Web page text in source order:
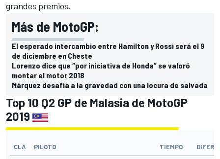
grandes premios.
Más de MotoGP:
El esperado intercambio entre Hamilton y Rossi será el 9
de diciembre en Cheste
Lorenzo dice que “por iniciativa de Honda” se valoró
montar el motor 2018
Márquez desafía a la gravedad con una locura de salvada
Top 10 Q2 GP de Malasia de MotoGP
2019
CLA PILOTO TIEMPO